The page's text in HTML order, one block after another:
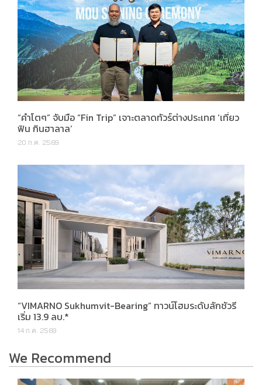
“คำโตๆ” จับมือ “Fin Trip” เจาะตลาดทัวร์ต่างประเทศ ‘เที่ยว
ฟิน กินฮาลาล’
20 ก.ค. 2569
“VIMARNO Sukhumvit-Bearing” ทาวน์โฮมระดับลักชัวรี
เริ่ม 13.9 ลบ.*
14 ก.ค. 2569
We Recommend